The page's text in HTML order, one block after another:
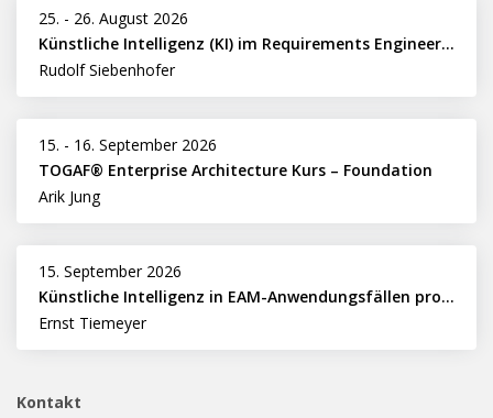
25. - 26. August 2026
Künstliche Intelligenz (KI) im Requirements Engineering erfolgreich einsetzen
Rudolf Siebenhofer
15. - 16. September 2026
TOGAF® Enterprise Architecture Kurs – Foundation
Arik Jung
15. September 2026
Künstliche Intelligenz in EAM-Anwendungsfällen professionell nutzen
Ernst Tiemeyer
Kontakt